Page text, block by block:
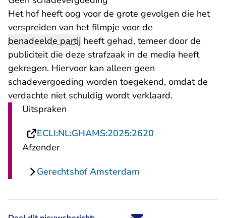
Het hof heeft oog voor de grote gevolgen die het
verspreiden van het filmpje voor de
benadeelde partij heeft gehad, temeer door de
publiciteit die deze strafzaak in de media heeft
gekregen. Hiervoor kan alleen geen
schadevergoeding worden toegekend, omdat de
verdachte niet schuldig wordt verklaard.
Uitspraken
ECLI:NL:GHAMS:2025:2620
Afzender
Gerechtshof Amsterdam